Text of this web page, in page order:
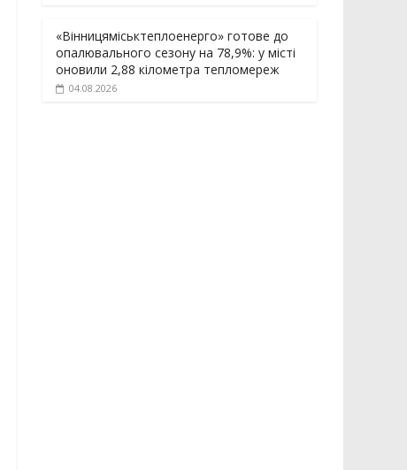
«Вінницяміськтеплоенерго» готове до
опалювального сезону на 78,9%: у місті
оновили 2,88 кілометра тепломереж
04.08.2026